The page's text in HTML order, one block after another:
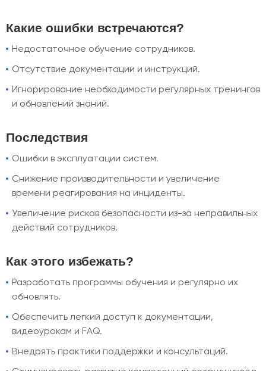
Какие ошибки встречаются?
Недостаточное обучение сотрудников.
Отсутствие документации и инструкций.
Игнорирование необходимости регулярных тренингов
и обновлений знаний.
Последствия
Ошибки в эксплуатации систем.
Снижение производительности и увеличение
времени реагирования на инциденты.
Увеличение рисков безопасности из-за неправильных
действий сотрудников.
Как этого избежать?
Разработать программы обучения и регулярно их
обновлять.
Обеспечить легкий доступ к документации,
видеоурокам и FAQ.
Внедрять практики поддержки и консультаций.